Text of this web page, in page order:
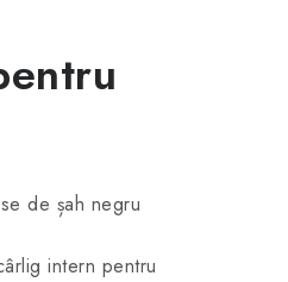
de șah negru
intern pentru